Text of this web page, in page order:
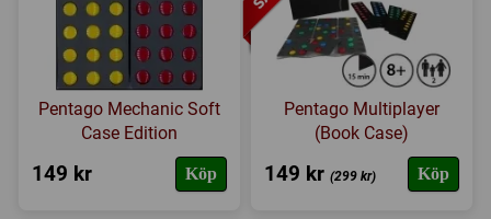
Pentago Mechanic Soft
Case Edition
149 kr Köp
Pentago Multiplayer
(Book Case)
149 kr(299 kr) Köp